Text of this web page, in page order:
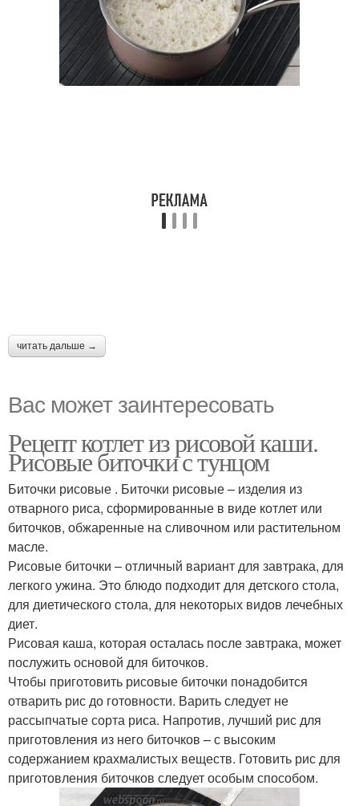
читать дальше →
Вас может заинтересовать
Рецепт котлет из рисовой каши.
Рисовые биточки с тунцом
Биточки рисовые . Биточки рисовые – изделия из
отварного риса, сформированные в виде котлет или
биточков, обжаренные на сливочном или растительном
масле.
Рисовые биточки – отличный вариант для завтрака, для
легкого ужина. Это блюдо подходит для детского стола,
для диетического стола, для некоторых видов лечебных
диет.
Рисовая каша, которая осталась после завтрака, может
послужить основой для биточков.
Чтобы приготовить рисовые биточки понадобится
отварить рис до готовности. Варить следует не
рассыпчатые сорта риса. Напротив, лучший рис для
приготовления из него биточков – с высоким
содержанием крахмалистых веществ. Готовить рис для
приготовления биточков следует особым способом.